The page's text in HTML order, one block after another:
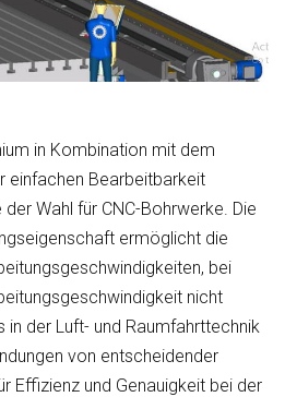
in Kombination mit dem
einfachen Bearbeitbarkeit
Wahl für CNC-Bohrwerke. Die
ermöglicht die
bei
nicht
in der Luft- und Raumfahrttechnik
von entscheidender
Effizienz und Genauigkeit bei der